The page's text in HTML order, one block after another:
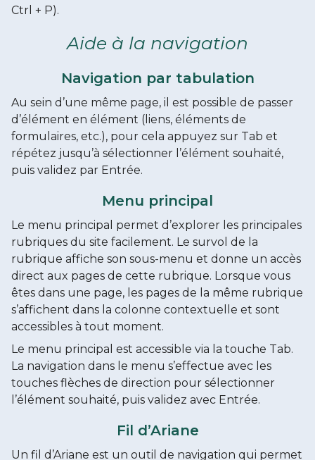
Ctrl + P).
Aide à la navigation
Navigation par tabulation
Au sein d’une même page, il est possible de passer
d’élément en élément (liens, éléments de
formulaires, etc.), pour cela appuyez sur Tab et
répétez jusqu’à sélectionner l’élément souhaité,
puis validez par Entrée.
Menu principal
Le menu principal permet d’explorer les principales
rubriques du site facilement. Le survol de la
rubrique affiche son sous-menu et donne un accès
direct aux pages de cette rubrique. Lorsque vous
êtes dans une page, les pages de la même rubrique
s’affichent dans la colonne contextuelle et sont
accessibles à tout moment.
Le menu principal est accessible via la touche Tab.
La navigation dans le menu s’effectue avec les
touches flèches de direction pour sélectionner
l’élément souhaité, puis validez avec Entrée.
Fil d’Ariane
Un fil d’Ariane est un outil de navigation qui permet